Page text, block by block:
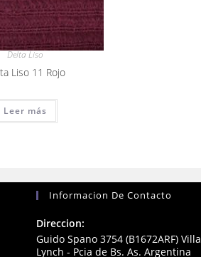
Delta Liso
Liso 11 Rojo
Leer más
Informacion De Contacto
Direccion:
Guido Spano 3754 (B1672ARF) Villa
Lynch - Pcia de Bs. As. Argentina